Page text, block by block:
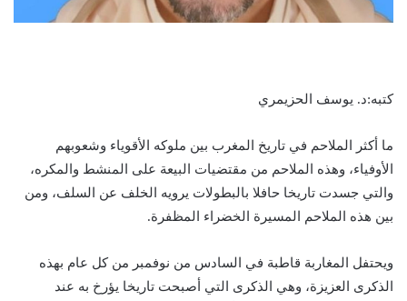
كتبه:د. يوسف الحزيمري
ما أكثر الملاحم في تاريخ المغرب بين ملوكه الأقوياء وشعوبهم
الأوفياء، وهذه الملاحم من مقتضيات البيعة على المنشط والمكره،
والتي جسدت تاريخا حافلا بالبطولات يرويه الخلف عن السلف، ومن
بين هذه الملاحم المسيرة الخضراء المظفرة.
ويحتفل المغاربة قاطبة في السادس من نوفمبر من كل عام بهذه
الذكرى العزيزة، وهي الذكرى التي أصبحت تاريخا يؤرخ به عند